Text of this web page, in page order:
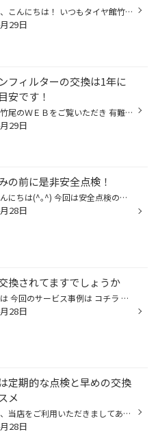
みなさん、こんにちは！ いつもタイヤ館竹尾のＷＥＢを ご覧いただきありがとうございます。 本日、ご紹介の作業は 日産 エクストレイルの 新品夏タイヤ交換のご紹介です。 選ばれた商品はコチラ ブリヂストン：アレンザ ＬＸ１００ タイヤサイズ：２２５／６５Ｒ１７ 商品の詳細はコチラから 静粛...
29日
フィルターの交換は1年に
安です！
タイヤ館竹尾のＷＥＢをご覧いただき 有難うございます！ 今回は【ダイハツ ムーヴ】の エアコンフィルター交換のご紹介です。 エアコンを使用していて嫌なニオイ等 した事はないでしょうか？？ 家庭用のエアコンにも フィルターが付いていますが、 車にも装着しているんです。 フィルターが汚れて...
29日
の前に是非安全点検！
皆さまこんにちは(^｡^) 今回は安全点検の重要性についてご紹介します。 安全点検とは タイヤ館で行っている ３つの点検です ①タイヤ点検 名前の通りですがタイヤの点検を行います 空気圧、偏摩耗、外傷、残溝 このような点検を行っています 100km点検 こちらの点検は タイヤ館でタイヤを購入された...
28日
換されてますでしょうか
こんにちは 今回のサービス事例は コチラ ダイハツ コペンの エンジンオイル交換です。 今回ご使用のオイルは エコブラスト 0-WIDE 全合成油 SＰ規格 使用した量のみをご精算する 量り売りタイプですので 余らさず、経済的です。 ピット入庫前準備 シートカバー、ハンドルカバーを かけさせて頂いて...
28日
定期的な点検と早めの交換
メ
日頃より、当店をご利用いただきましてありがとうございます。 本日は、オイルの点検・交換についてのご紹介です。 オイル交換ならコクピット・タイヤ館にお任せ！ 突然ですが、当店でおクルマのオイルの点検や交換ができることをご存じでしたか？ 専用の器具を用いて、オイルの状態を確認し、 必要...
28日